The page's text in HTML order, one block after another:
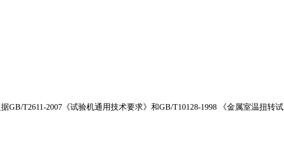
GB/T2611-2007《试验机通用技术要求》和GB/T10128-1998 《金属室温扭转试